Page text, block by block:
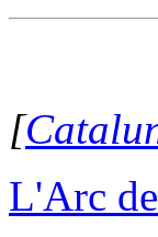
[
L'Arc